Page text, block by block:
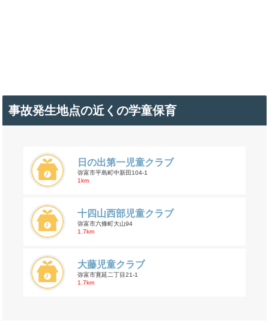
事故発生地点の近くの学童保育
日の出第一児童クラブ
弥富市平島町中新田104-1
1km
十四山西部児童クラブ
弥富市六條町大山94
1.7km
大藤児童クラブ
弥富市寛延二丁目21-1
1.7km